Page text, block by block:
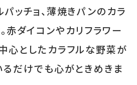
パッチョ、薄焼きパンのカラ
赤ダイコンやカリフラワー
心としたカラフルな野菜が
るだけでも心がときめきま